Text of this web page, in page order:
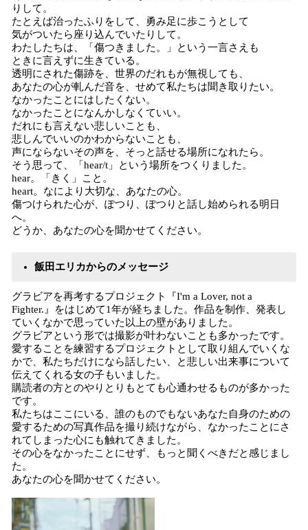
りして。
たとえば治ったふりをして、勇み足に歩こうとして
気がついたら座り込んでいたりして。
わたしたちは、「傷つきました。」という一言さえも
ときに言えずに生きている。
透明にされた傷跡を、世界のだれもが無視しても、
あなたの心が軋んだ音を、せめて私たちは聞き取りたい。
なかったことにはしたくない。
なかったことになんかしなくていい。
だれにも言えない悲しいことも、
悲しんでいいのかわからないことも、
声にならないその声を、そっと話せる場所になれたら。
そう思って、「hear/t」という場所をつくりました。
hear。「きく」こと。
heart。なにより大切な、あなたの心。
傷つけられた心が、ぽつり、ぽつりと話し始められる明日
へ。
どうか、あなたの心を聞かせてください。
飯田エリカからのメッセージ
グラビアを再考するプロジェクト『I'm a Lover, not a
Fighter.』をはじめて1年が経ちました。作品を制作、発表し
ていくなかで思っていた以上の壁がありました。
グラビアという形では撮影が叶わないことも多かったです。
愛することを練習するプロジェクトとして取り組んでいくな
かで、私たちだけになら話したい、と悲しい出来事について
伝えてくれる女の子もいました。
購読者の方とのやりとりもとても心通わせるものが多かった
です。
私たちはここにいる、誰のものでもないあなた自身のための
愛するための写真作品を撮り続けながら、なかったことにさ
れてしまった心にも触れてきました。
その心をなかったことにせず、もっと聞くべきだと感じまし
た。
あなたの心を聞かせてください。